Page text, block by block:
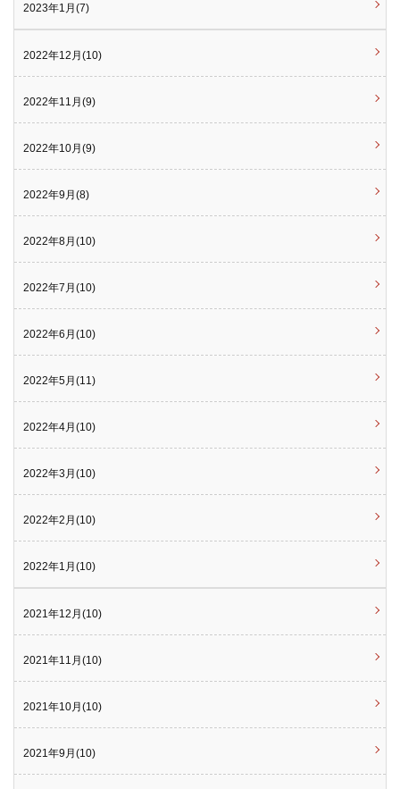
2023年1月(7)
2022年12月(10)
2022年11月(9)
2022年10月(9)
2022年9月(8)
2022年8月(10)
2022年7月(10)
2022年6月(10)
2022年5月(11)
2022年4月(10)
2022年3月(10)
2022年2月(10)
2022年1月(10)
2021年12月(10)
2021年11月(10)
2021年10月(10)
2021年9月(10)